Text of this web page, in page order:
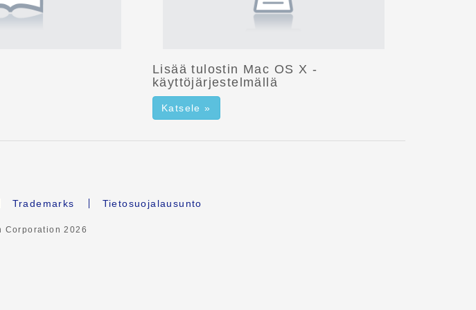
Lisää tulostin Mac OS X -
käyttöjärjestelmällä
Katsele »
Trademarks Tietosuojalausunto
Corporation 2026